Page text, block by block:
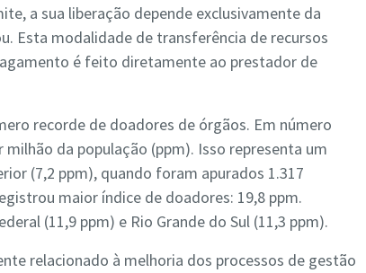
a sua liberação depende exclusivamente da
Esta modalidade de transferência de recursos
é feito diretamente ao prestador de
recorde de doadores de órgãos. Em número
da população (ppm). Isso representa um
(7,2 ppm), quando foram apurados 1.317
maior índice de doadores: 19,8 ppm.
(11,9 ppm) e Rio Grande do Sul (11,3 ppm).
relacionado à melhoria dos processos de gestão